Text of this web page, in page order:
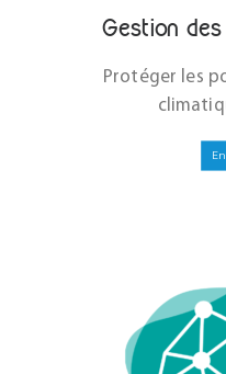
Gestion
Protéger les